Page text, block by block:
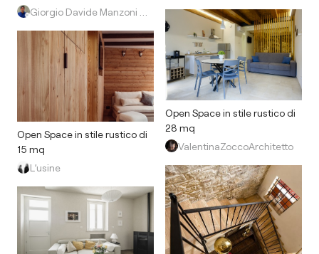
Open Space in stile rustico di
15 mq
L’usine
Open Space in stile rustico di
28 mq
ValentinaZoccoArchitetto